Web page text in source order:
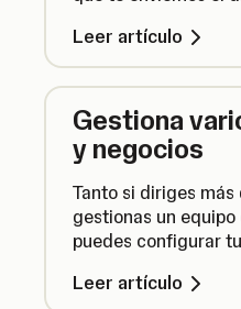
Leer artículo
Gestiona
y negocios
Tanto si diriges
gestionas un
puedes configurar
trabajar.
Leer artículo